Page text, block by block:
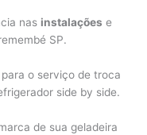
nas instalações e
SP.
o serviço de troca
side by side.
de sua geladeira